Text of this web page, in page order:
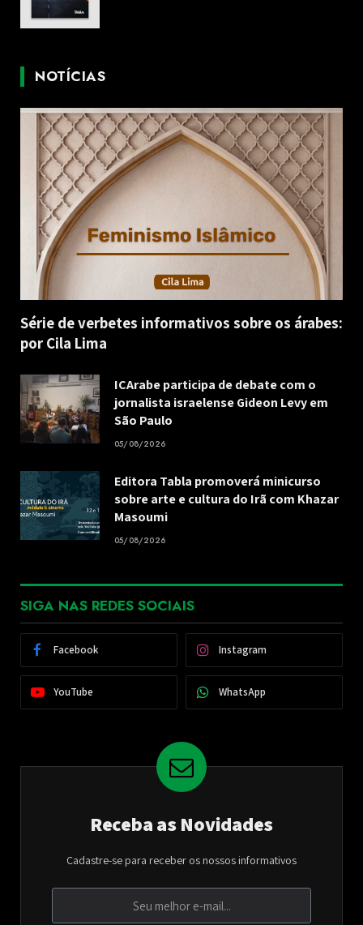
NOTÍCIAS
Série de verbetes informativos sobre os árabes:
por Cila Lima
ICArabe participa de debate com o
jornalista israelense Gideon Levy em
São Paulo
05/08/2026
Editora Tabla promoverá minicurso
sobre arte e cultura do Irã com Khazar
Masoumi
05/08/2026
SIGA NAS REDES SOCIAIS
Facebook Instagram
YouTube WhatsApp
Receba as Novidades
Cadastre-se para receber os nossos informativos